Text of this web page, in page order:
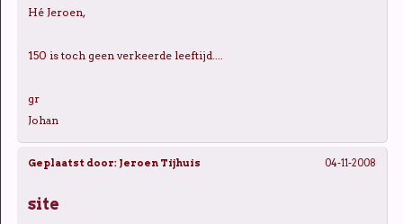
Hé Jeroen,
150 is toch geen verkeerde leeftijd....
gr
Johan
04-11-2008
Geplaatst door: Jeroen Tijhuis
site